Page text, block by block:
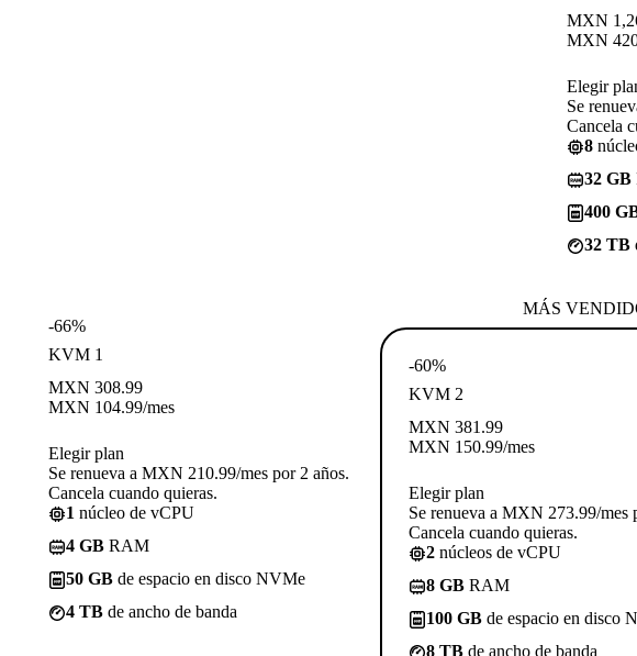
MXN
MXN
Elegir
Se
Cancela
8
32 GB
400
32 TB
-66%
KVM 1
MXN 308.99
MXN 104.99/mes
Elegir plan
Se renueva a MXN 210.99/mes por 2 años.
Cancela cuando quieras.
1 núcleo de vCPU
4 GB RAM
50 GB de espacio en disco NVMe
4 TB de ancho de banda
MÁS
-60%
KVM 2
MXN 381.99
MXN 150.99/mes
Elegir plan
Se renueva a MXN 273.99/mes
Cancela cuando quieras.
2 núcleos de vCPU
8 GB RAM
100 GB de espacio en disco
8 TB de ancho de banda